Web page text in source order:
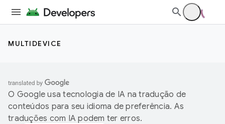
MULTIDEVICE
O Google usa tecnologia de IA na tradução de
conteúdos para seu idioma de preferência. As
traduções com IA podem ter erros.